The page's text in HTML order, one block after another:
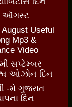
ઑગસ્ટ
August Useful
Mp3 &
Video
સપ્ટેમ્બર
ઓઝોન દિન
-મે ગુજરાત
દિન